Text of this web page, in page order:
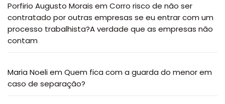
Porfirio Augusto Morais em Corro risco de não ser
contratado por outras empresas se eu entrar com um
processo trabalhista?A verdade que as empresas não
contam
Maria Noeliem Quem fica com a guarda do menor em
caso de separação?